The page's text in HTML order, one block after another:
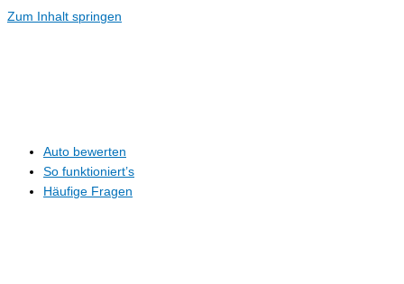
Zum Inhalt springen
Auto bewerten
So funktioniert’s
Häufige Fragen